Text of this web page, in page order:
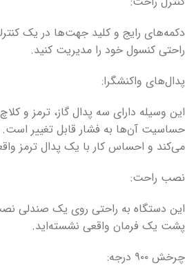
دکمه‌های رایج و کلید جهت‌ها در یک
راحتی کنسول خود را مدیریت کنید.
پدال‌های واکنشگرا:
این وسیله دارای سه پدال گاز، ترمز و
حساسیت آن‌ها به فشار قابل تغییر است.
می‌کند و احساس کار با یک پدال ترمز
نصب راحت:
این دستگاه به راحتی روی یک صندلی
پشت یک فرمان واقعی نشسته‌اید.
چرخش ۹۰۰ درجه: